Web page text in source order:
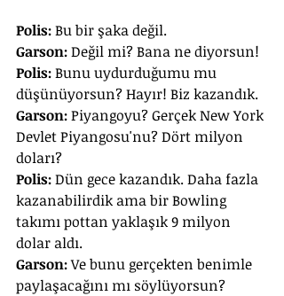
Polis: Bu bir şaka değil.
Garson: Değil mi? Bana ne diyorsun!
Polis: Bunu uydurduğumu mu
düşünüyorsun? Hayır! Biz kazandık.
Garson: Piyangoyu? Gerçek New York
Devlet Piyangosu'nu? Dört milyon
doları?
Polis: Dün gece kazandık. Daha fazla
kazanabilirdik ama bir Bowling
takımı pottan yaklaşık 9 milyon
dolar aldı.
Garson: Ve bunu gerçekten benimle
paylaşacağını mı söylüyorsun?